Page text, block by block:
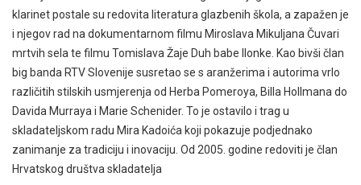
klarinet postale su redovita literatura glazbenih škola, a zapažen je
i njegov rad na dokumentarnom filmu Miroslava Mikuljana Čuvari
mrtvih sela te filmu Tomislava Žaje Duh babe Ilonke. Kao bivši član
big banda RTV Slovenije susretao se s aranžerima i autorima vrlo
različitih stilskih usmjerenja od Herba Pomeroya, Billa Hollmana do
Davida Murraya i Marie Schenider. To je ostavilo i trag u
skladateljskom radu Mira Kadoića koji pokazuje podjednako
zanimanje za tradiciju i inovaciju. Od 2005. godine redoviti je član
Hrvatskog društva skladatelja